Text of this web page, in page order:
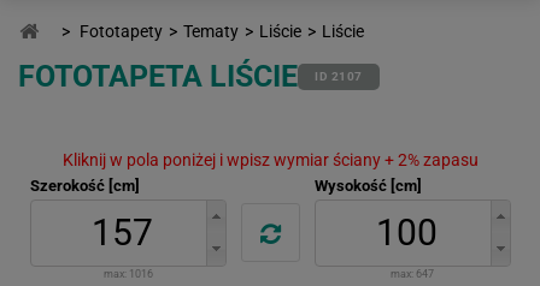
> Fototapety > Tematy > Liście > Liście
FOTOTAPETA LIŚCIE ID 2107
Kliknij w pola poniżej i wpisz wymiar ściany + 2% zapasu
Szerokość [cm]
max: 1016
Wysokość [cm]
max: 647